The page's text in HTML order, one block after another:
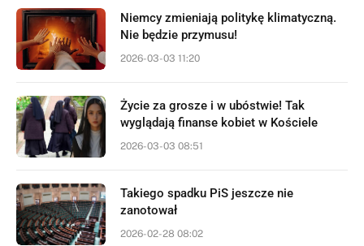
Niemcy zmieniają politykę klimatyczną.
Nie będzie przymusu!
2026-03-03 11:20
Życie za grosze i w ubóstwie! Tak
wyglądają finanse kobiet w Kościele
2026-03-03 08:51
Takiego spadku PiS jeszcze nie
zanotował
2026-02-28 08:02